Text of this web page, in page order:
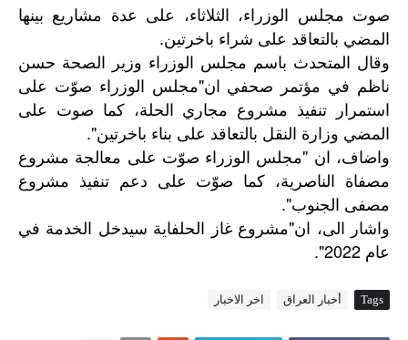
صوت مجلس الوزراء، الثلاثاء، على عدة مشاريع بينها
المضي بالتعاقد على شراء باخرتين.
وقال المتحدث باسم مجلس الوزراء وزير الصحة حسن
ناظم في مؤتمر صحفي ان"مجلس الوزراء صوّت على
استمرار تنفيذ مشروع مجاري الحلة، كما صوت على
المضي وزارة النقل بالتعاقد على بناء باخرتين".
واضاف، ان "مجلس الوزراء صوّت على معالجة مشروع
مصفاة الناصرية، كما صوّت على دعم تنفيذ مشروع
مصفى الجنوب".
واشار الى، ان"مشروع غاز الحلفاية سيدخل الخدمة في
عام
Tags أخبار العراق اخر الاخبار